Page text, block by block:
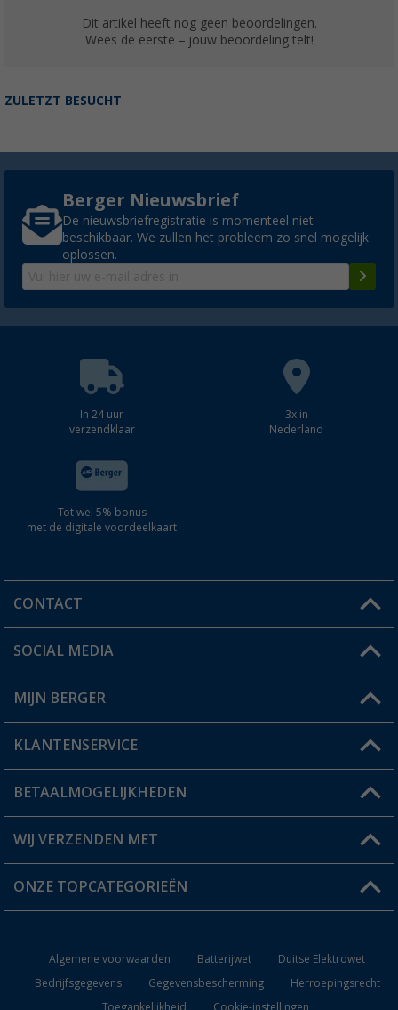
Dit artikel heeft nog geen beoordelingen.
Wees de eerste – jouw beoordeling telt!
ZULETZT BESUCHT
Berger Nieuwsbrief
De nieuwsbriefregistratie is momenteel niet
beschikbaar. We zullen het probleem zo snel mogelijk
oplossen.
In 24 uur
verzendklaar
3x in
Nederland
Tot wel 5% bonus
met de digitale voordeelkaart
CONTACT
Een vraag?
Winkel vinden
SOCIAL MEDIA
MIJN BERGER
Mijn account
Status bestelling
Verlanglijstje
KLANTENSERVICE
FAQ & Contact
Verzendinformatie
Catalogus
BETAALMOGELIJKHEDEN
WIJ VERZENDEN MET
ONZE TOPCATEGORIEËN
Keukenaccessoires
Algemene voorwaarden Batterijwet
Duitse Elektrowet
Bedrijfsgegevens
Gegevensbescherming
Herroepingsrecht